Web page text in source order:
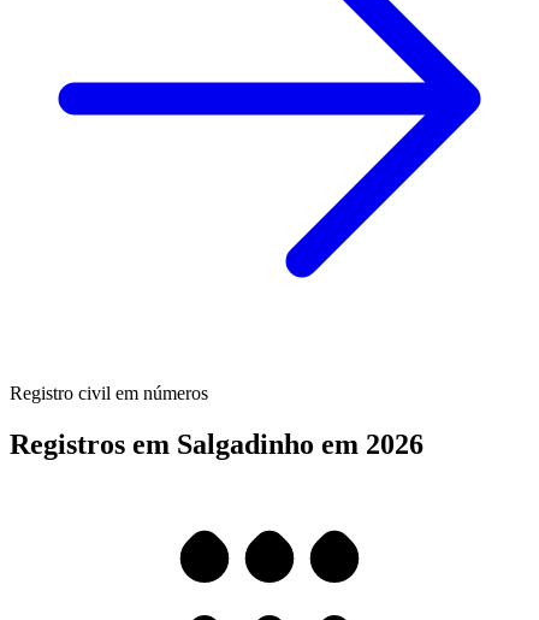
Registro civil em números
Registros em Salgadinho em 2026